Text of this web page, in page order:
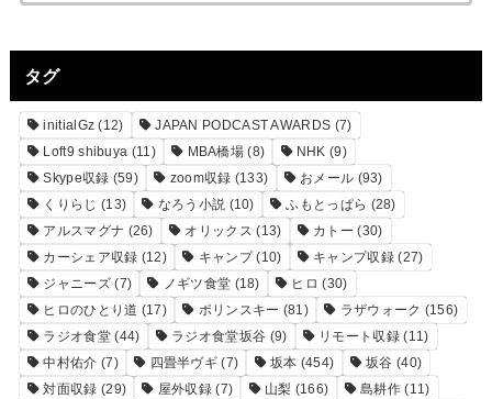
タグ
initialGz (12) JAPAN PODCAST AWARDS (7)
Loft9 shibuya (11) MBA橋場 (8) NHK (9)
Skype収録 (59) zoom収録 (133) おメール (93)
くりらじ (13) なろう小説 (10) ふもとっぱら (28)
アルスマグナ (26) オリックス (13) カトー (30)
カーシェア収録 (12) キャンプ(10) キャンプ収録(27)
ジャニーズ(7) ノギツ食堂 (18) ヒロ (30)
ヒロのひとり道 (17) ポリンスキー (81) ラザウォーク (156)
ラジオ食堂(44) ラジオ食堂坂谷 (9) リモート収録(11)
中村佑介 (7) 四畳半ヴギ (7) 坂本 (454) 坂谷 (40)
対面収録 (29) 屋外収録 (7) 山梨 (166) 島耕作(11)